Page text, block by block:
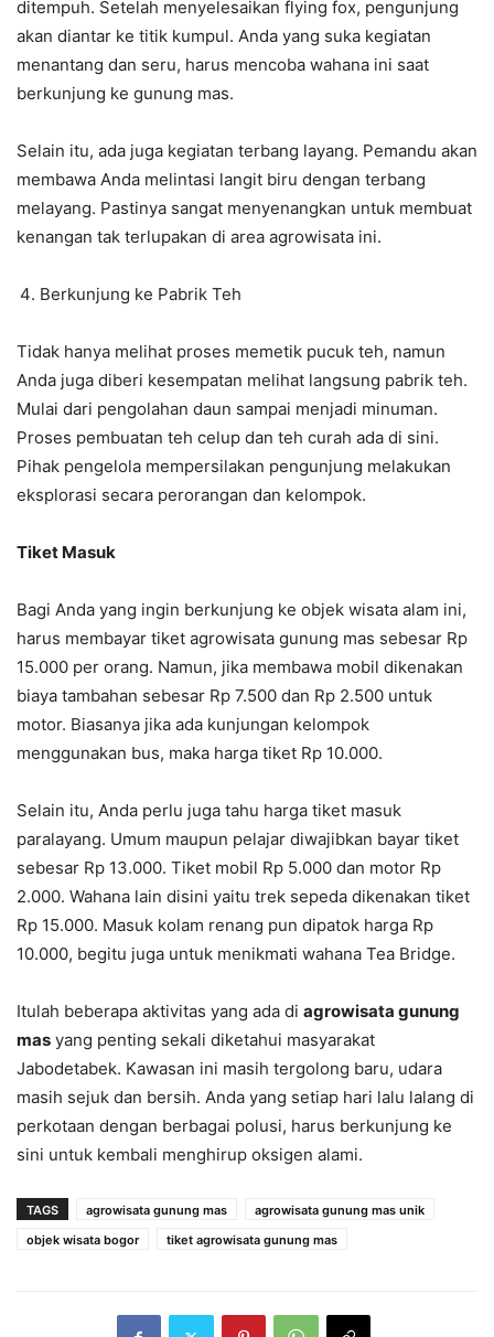
ditempuh. Setelah menyelesaikan flying fox, pengunjung
akan diantar ke titik kumpul. Anda yang suka kegiatan
menantang dan seru, harus mencoba wahana ini saat
berkunjung ke gunung mas.
Selain itu, ada juga kegiatan terbang layang. Pemandu akan
membawa Anda melintasi langit biru dengan terbang
melayang. Pastinya sangat menyenangkan untuk membuat
kenangan tak terlupakan di area agrowisata ini.
Berkunjung ke Pabrik Teh
Tidak hanya melihat proses memetik pucuk teh, namun
Anda juga diberi kesempatan melihat langsung pabrik teh.
Mulai dari pengolahan daun sampai menjadi minuman.
Proses pembuatan teh celup dan teh curah ada di sini.
Pihak pengelola mempersilakan pengunjung melakukan
eksplorasi secara perorangan dan kelompok.
Tiket Masuk
Bagi Anda yang ingin berkunjung ke objek wisata alam ini,
harus membayar tiket agrowisata gunung mas sebesar Rp
15.000 per orang. Namun, jika membawa mobil dikenakan
biaya tambahan sebesar Rp 7.500 dan Rp 2.500 untuk
motor. Biasanya jika ada kunjungan kelompok
menggunakan bus, maka harga tiket Rp 10.000.
Selain itu, Anda perlu juga tahu harga tiket masuk
paralayang. Umum maupun pelajar diwajibkan bayar tiket
sebesar Rp 13.000. Tiket mobil Rp 5.000 dan motor Rp
2.000. Wahana lain disini yaitu trek sepeda dikenakan tiket
Rp 15.000. Masuk kolam renang pun dipatok harga Rp
10.000, begitu juga untuk menikmati wahana Tea Bridge.
Itulah beberapa aktivitas yang ada di agrowisata gunung
mas yang penting sekali diketahui masyarakat
Jabodetabek. Kawasan ini masih tergolong baru, udara
masih sejuk dan bersih. Anda yang setiap hari lalu lalang di
perkotaan dengan berbagai polusi, harus berkunjung ke
sini untuk kembali menghirup oksigen alami.
TAGS agrowisata gunung mas
agrowisata gunung mas unik
objek wisata bogor
tiket agrowisata gunung mas